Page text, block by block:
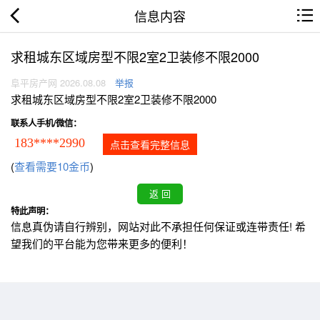
信息内容
求租城东区域房型不限2室2卫装修不限2000
阜平房产网 2026.08.08 举报
求租城东区域房型不限2室2卫装修不限2000
联系人手机/微信：
183****2990 点击查看完整信息
(查看需要10金币)
特此声明：
信息真伪请自行辨别，网站对此不承担任何保证或连带责任! 希
望我们的平台能为您带来更多的便利！